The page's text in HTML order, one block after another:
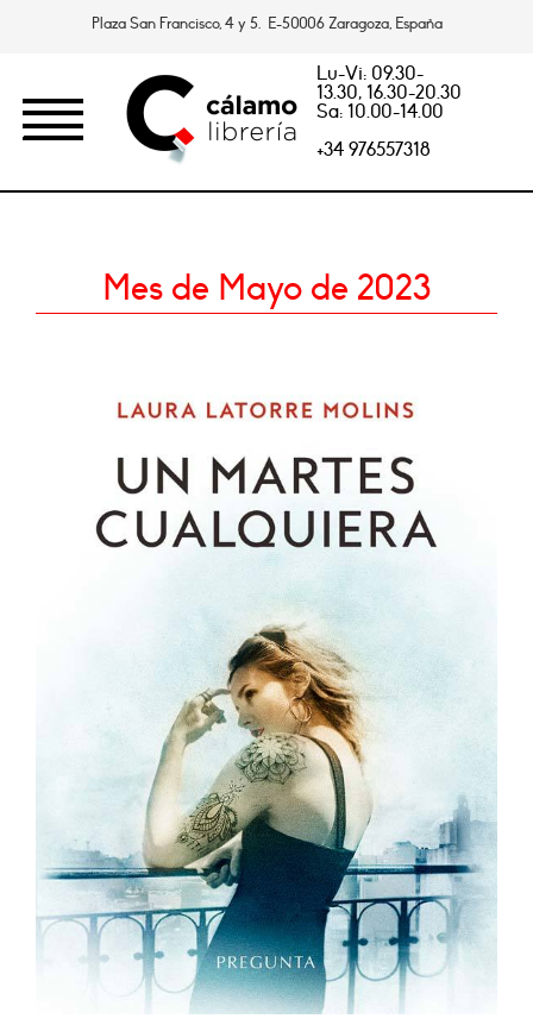
Plaza San Francisco, 4 y 5. E-50006 Zaragoza, España
Lu-Vi: 09.30-
13.30, 16.30-20.30
Sa: 10.00-14.00
+34 976557318
Mes de Mayo de 2023